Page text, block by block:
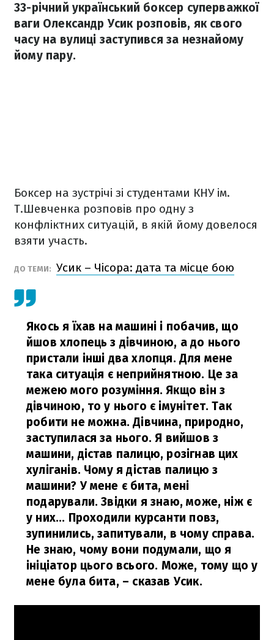
33-річний український боксер суперважкої
ваги Олександр Усик розповів, як свого
часу на вулиці заступився за незнайому
йому пару.
Боксер на зустрічі зі студентами КНУ ім.
Т.Шевченка розповів про одну з
конфліктних ситуацій, в якій йому довелося
взяти участь.
ДО ТЕМИ: Усик – Чісора: дата та місце бою
Якось я їхав на машині і побачив, що
йшов хлопець з дівчиною, а до нього
пристали інші два хлопця. Для мене
така ситуація є неприйнятною. Це за
межею мого розуміння. Якщо він з
дівчиною, то у нього є імунітет. Так
робити не можна. Дівчина, природно,
заступилася за нього. Я вийшов з
машини, дістав палицю, розігнав цих
хуліганів. Чому я дістав палицю з
машини? У мене є бита, мені
подарували. Звідки я знаю, може, ніж є
у них... Проходили курсанти повз,
зупинились, запитували, в чому справа.
Не знаю, чому вони подумали, що я
ініціатор цього всього. Може, тому що у
мене була бита, – сказав Усик.